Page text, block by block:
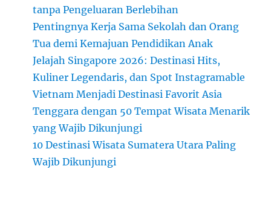
tanpa Pengeluaran Berlebihan
Pentingnya Kerja Sama Sekolah dan Orang
Tua demi Kemajuan Pendidikan Anak
Jelajah Singapore 2026: Destinasi Hits,
Kuliner Legendaris, dan Spot Instagramable
Vietnam Menjadi Destinasi Favorit Asia
Tenggara dengan 50 Tempat Wisata Menarik
yang Wajib Dikunjungi
10 Destinasi Wisata Sumatera Utara Paling
Wajib Dikunjungi